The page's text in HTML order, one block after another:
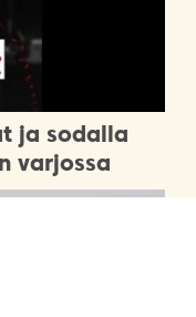
ja sodalla
varjossa